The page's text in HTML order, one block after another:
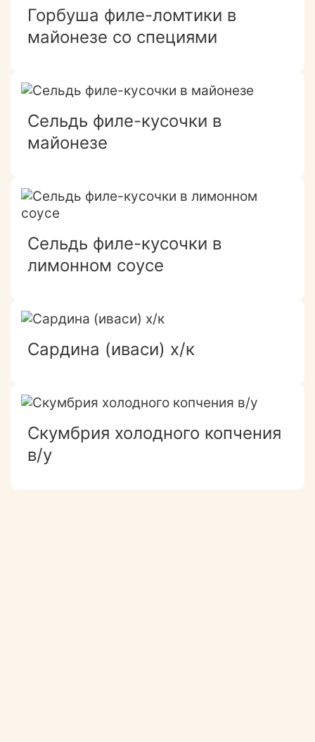
Горбуша филе-ломтики в
майонезе со специями
Сельдь филе-кусочки в
майонезе
Сельдь филе-кусочки в
лимонном соусе
Сардина (иваси) х/к
Скумбрия холодного копчения
в/у